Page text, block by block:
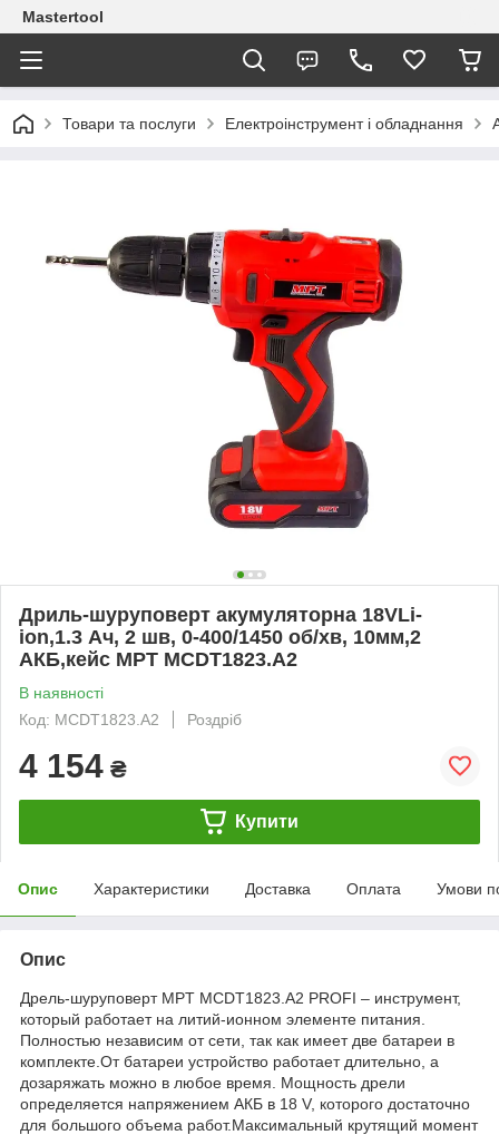
Mastertool
Товари та послуги Електроінструмент і обладнання
Дриль-шуруповерт акумуляторна 18VLi-
ion,1.3 Ач, 2 шв, 0-400/1450 об/хв, 10мм,2
АКБ,кейс MPT MCDT1823.A2
В наявності
Код: MCDT1823.A2
Роздріб
4 154 ₴
Купити
Опис Характеристики Доставка Оплата Умови
Опис
Дрель-шуруповерт MPT MCDT1823.A2 PROFI – инструмент,
который работает на литий-ионном элементе питания.
Полностью независим от сети, так как имеет две батареи в
комплекте.От батареи устройство работает длительно, а
дозаряжать можно в любое время. Мощность дрели
определяется напряжением АКБ в 18 V, которого достаточно
для большого объема работ.Максимальный крутящий момент